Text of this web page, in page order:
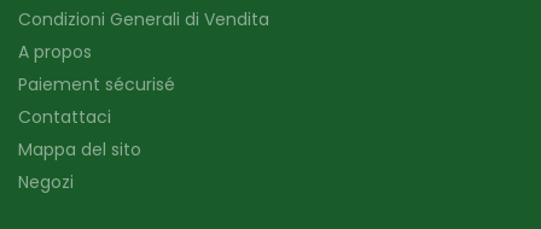
Condizioni Generali di Vendita
A propos
Paiement sécurisé
Contattaci
Mappa del sito
Negozi